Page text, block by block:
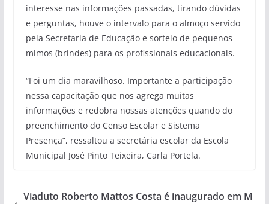
interesse nas informações passadas, tirando dúvidas
e perguntas, houve o intervalo para o almoço servido
pela Secretaria de Educação e sorteio de pequenos
mimos (brindes) para os profissionais educacionais.
“Foi um dia maravilhoso. Importante a participação
nessa capacitação que nos agrega muitas
informações e redobra nossas atenções quando do
preenchimento do Censo Escolar e Sistema
Presença”, ressaltou a secretária escolar da Escola
Municipal José Pinto Teixeira, Carla Portela.
Viaduto Roberto Mattos Costa é inaugurado em M